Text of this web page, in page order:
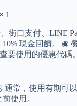
1
街口支付、LINE
現金回饋。 ◉
要使用的優惠代
通常，使用有期可
使用。